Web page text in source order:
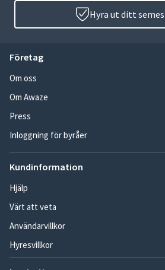
Hyra ut ditt
Företag
Om oss
Om Awaze
Press
Inloggning för byråer
Kundinformation
Hjälp
Värt att veta
Användarvillkor
Hyresvillkor